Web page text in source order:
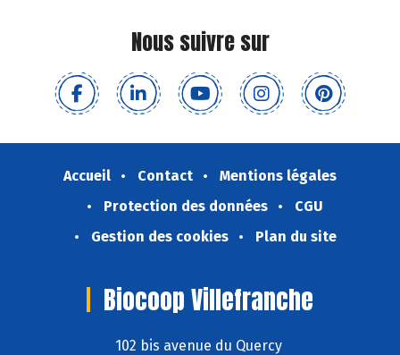
Nous suivre sur
Accueil Contact
Mentions légales
Protection des données
CGU
Gestion des cookies
Plan du site
Biocoop Villefranche
102 bis avenue du Quercy